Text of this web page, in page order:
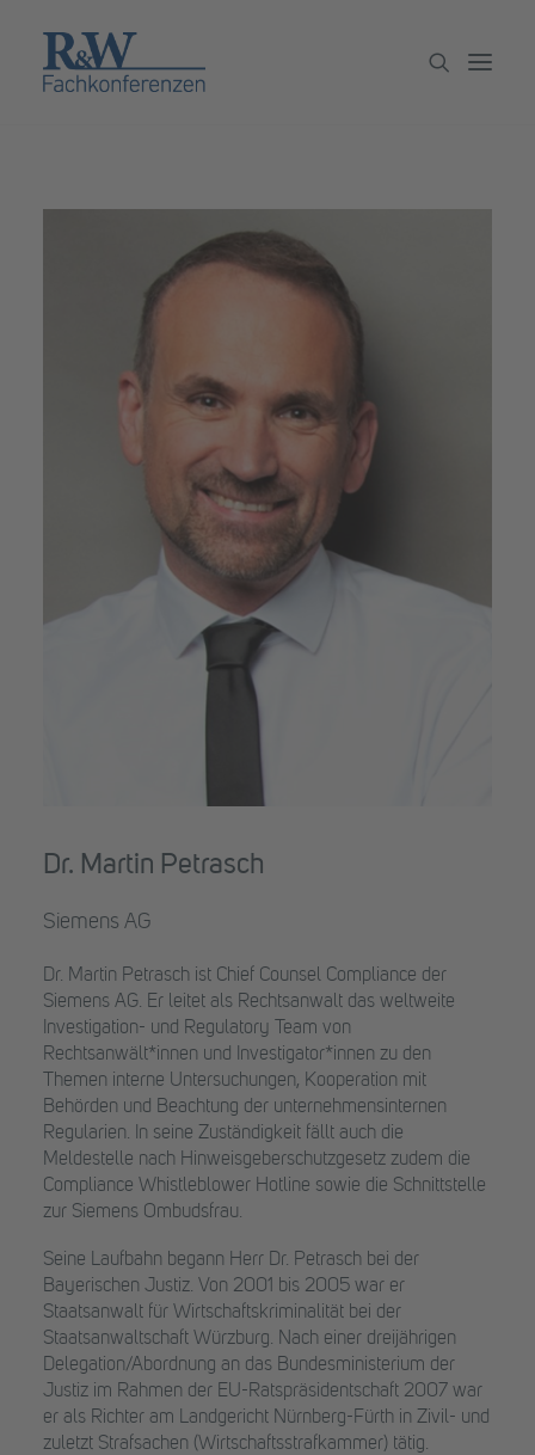
Partner werden
Newsletter
Dr. Martin Petrasch
Siemens AG
Dr. Martin Petrasch ist Chief Counsel Compliance der
Siemens AG. Er leitet als Rechtsanwalt das weltweite
Investigation- und Regulatory Team von
Rechtsanwält*innen und Investigator*innen zu den
Themen interne Untersuchungen, Kooperation mit
Behörden und Beachtung der unternehmensinternen
Regularien. In seine Zuständigkeit fällt auch die
Meldestelle nach Hinweisgeberschutzgesetz zudem die
Compliance Whistleblower Hotline sowie die Schnittstelle
zur Siemens Ombudsfrau.
Seine Laufbahn begann Herr Dr. Petrasch bei der
Bayerischen Justiz. Von 2001 bis 2005 war er
Staatsanwalt für Wirtschaftskriminalität bei der
Staatsanwaltschaft Würzburg. Nach einer dreijährigen
Delegation/Abordnung an das Bundesministerium der
Justiz im Rahmen der EU-Ratspräsidentschaft 2007 war
er als Richter am Landgericht Nürnberg-Fürth in Zivil- und
zuletzt Strafsachen (Wirtschaftsstrafkammer) tätig.